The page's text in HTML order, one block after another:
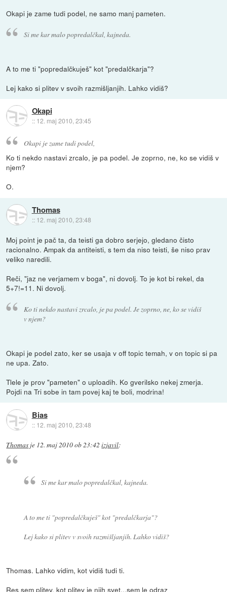
Okapi je zame tudi podel, ne samo manj pameten.
Si me kar malo popredalčkal, kajneda.
A to me ti "popredalčkuješ" kot "predalčkarja"?
Lej kako si plitev v svoih razmišljanjih. Lahko vidiš?
Okapi
:: 12. maj 2010, 23:45
Okapi je zame tudi podel,
Ko ti nekdo nastavi zrcalo, je pa podel. Je zoprno, ne, ko se vidiš v
njem?
O.
Thomas
:: 12. maj 2010, 23:48
Moj point je pač ta, da teisti ga dobro serjejo, gledano čisto
racionalno. Ampak da antiteisti, s tem da niso teisti, še niso prav
veliko naredili.
Reči, "jaz ne verjamem v boga", ni dovolj. To je kot bi rekel, da
5+7!=11. Ni dovolj.
Ko ti nekdo nastavi zrcalo, je pa podel. Je zoprno, ne, ko se vidiš
v njem?
Okapi je podel zato, ker se usaja v off topic temah, v on topic si pa
ne upa. Zato.
Tlele je prov "pameten" o uploadih. Ko gverilsko nekej zmerja.
Pojdi na Tri sobe in tam povej kaj te boli, modrina!
Bias
:: 12. maj 2010, 23:48
Thomas je 12. maj 2010 ob 23:42 izjavil:
Si me kar malo popredalčkal, kajneda.
A to me ti "popredalčkuješ" kot "predalčkarja"?
Lej kako si plitev v svoih razmišljanjih. Lahko vidiš?
Thomas. Lahko vidim, kot vidiš tudi ti.
Res sem plitev, kot plitev je njih svet...sem le odraz